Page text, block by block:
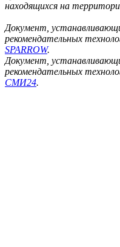
находящихся на
Документ,
рекомендательных
SPARROW.
Документ,
рекомендательных
СМИ24.